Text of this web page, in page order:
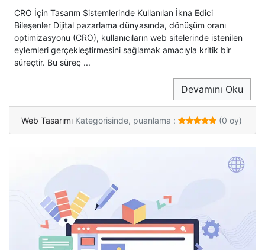
CRO İçin Tasarım Sistemlerinde Kullanılan İkna Edici
Bileşenler Dijital pazarlama dünyasında, dönüşüm oranı
optimizasyonu (CRO), kullanıcıların web sitelerinde istenilen
eylemleri gerçekleştirmesini sağlamak amacıyla kritik bir
süreçtir. Bu süreç ...
Devamını Oku
Web Tasarımı Kategorisinde, puanlama : (0 oy)